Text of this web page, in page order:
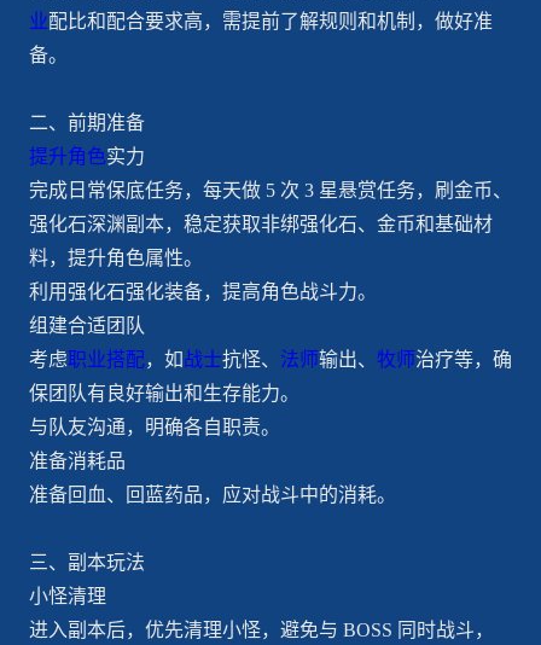
业配比和配合要求高，需提前了解规则和机制，做好准
备。
二、前期准备
提升角色实力
完成日常保底任务，每天做 5 次 3 星悬赏任务，刷金币、
强化石深渊副本，稳定获取非绑强化石、金币和基础材
料，提升角色属性。
利用强化石强化装备，提高角色战斗力。
组建合适团队
考虑职业搭配，如战士抗怪、 法师输出、 牧师治疗等，确
保团队有良好输出和生存能力。
与队友沟通，明确各自职责。
准备消耗品
准备回血、回蓝药品，应对战斗中的消耗。
三、副本玩法
小怪清理
进入副本后，优先清理小怪，避免与 BOSS 同时战斗，